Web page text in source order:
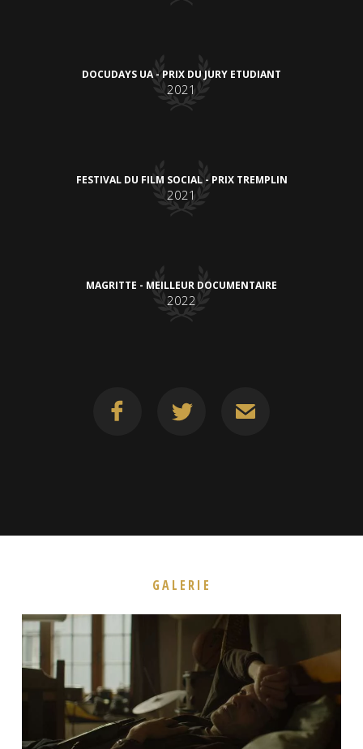
DOCUDAYS UA - PRIX DU JURY ETUDIANT
2021
FESTIVAL DU FILM SOCIAL - PRIX TREMPLIN
2021
MAGRITTE - MEILLEUR DOCUMENTAIRE
2022
GALERIE